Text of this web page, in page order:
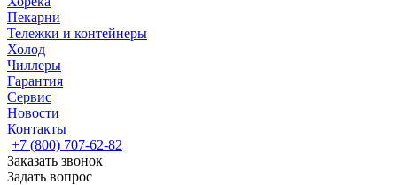
Пекарни
Тележки и контейнеры
Холод
Чиллеры
Гарантия
Сервис
Новости
Контакты
+7 (800) 707-62-82
Заказать звонок
Задать вопрос